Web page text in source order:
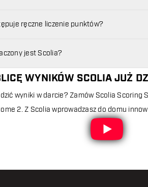
ręczne liczenie punktów?
jest Scolia?
WYNIKÓW SCOLIA JUŻ
wyniki w darcie? Zamów Scolia
2. Z Scolia wprowadzasz do domu